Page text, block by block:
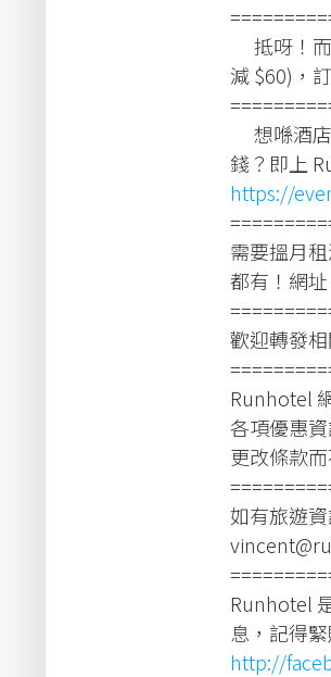
抵呀！而
減 $60)，
想喺酒店
錢？即上
https://
需要搵月
都有！網址
歡迎轉發
Runhotel
各項優惠
更改條款
如有旅遊
Runhotel
息，記得
http://